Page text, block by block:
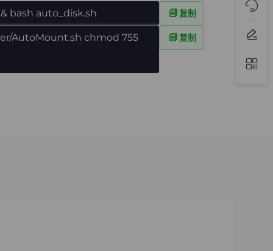
bash auto_disk.sh 复制
AutoMount.sh chmod 755 复制